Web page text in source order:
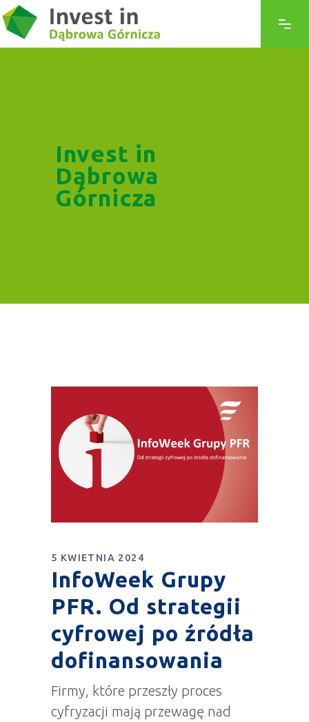
Invest in
Dąbrowa
Górnicza
5 KWIETNIA 2024
InfoWeek Grupy
PFR. Od strategii
cyfrowej po źródła
dofinansowania
Firmy, które przeszły proces
cyfryzacji mają przewagę nad